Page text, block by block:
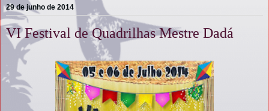
29 de junho de 2014
VI Festival de Quadrilhas Mestre Dadá